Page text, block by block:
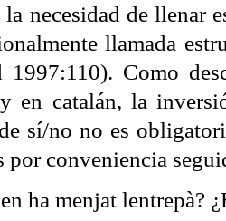
necesidad de llenar
llamada
1997:110). Como
en catalán, la
sí/no no es
por conveniencia
ha menjat lentrepà?